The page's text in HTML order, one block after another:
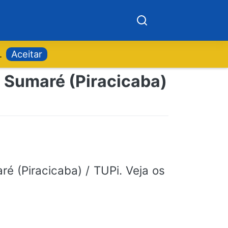
Aceitar
(Piracicaba)
(Piracicaba) / TUPi. Veja os